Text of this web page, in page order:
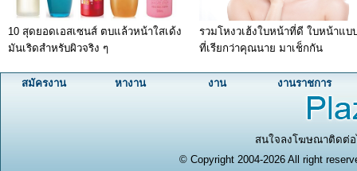
10 สุดยอดเอสเซนส์ ตบแล้วหน้าใสเด้ง
มันเริดสำหรับผิวจริง ๆ
รวมโหงวเฮ้งใบหน้าที่ดี ใบหน้าแบ
ที่เรียกว่าคุณนาย มาเช็กกัน
สมัครงาน หางาน งาน งานราชการ
สนใจลงโฆษณาติดต่อ
© Copyright 2004-2026 All right